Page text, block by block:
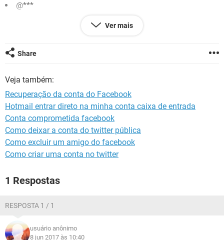
@***
@***
Ver mais
Share
Veja também:
Recuperação da conta do Facebook
Hotmail entrar direto na minha conta caixa de entrada
Conta comprometida facebook
Como deixar a conta do twitter pública
Como excluir um amigo do facebook
Como criar uma conta no twitter
1 Respostas
RESPOSTA 1 / 1
usuário anônimo
8 jun 2017 às 10:40